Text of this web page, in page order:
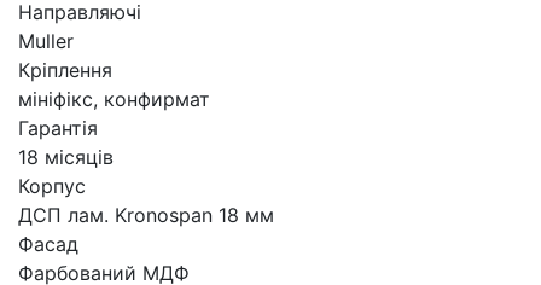
Направляючі
Muller
Кріплення
мініфікс, конфирмат
Гарантія
18 місяців
Корпус
ДСП лам. Kronospan 18 мм
Фасад
Фарбований МДФ